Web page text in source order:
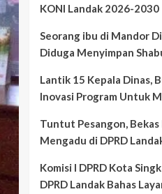
KONI Landak 2026-2030
Seorang ibu di Mandor
Diduga Menyimpan
Lantik 15 Kepala Dinas,
Inovasi Program Untuk
Tuntut Pesangon, Bekas
Mengadu di DPRD
Komisi I DPRD Kota
DPRD Landak Bahas